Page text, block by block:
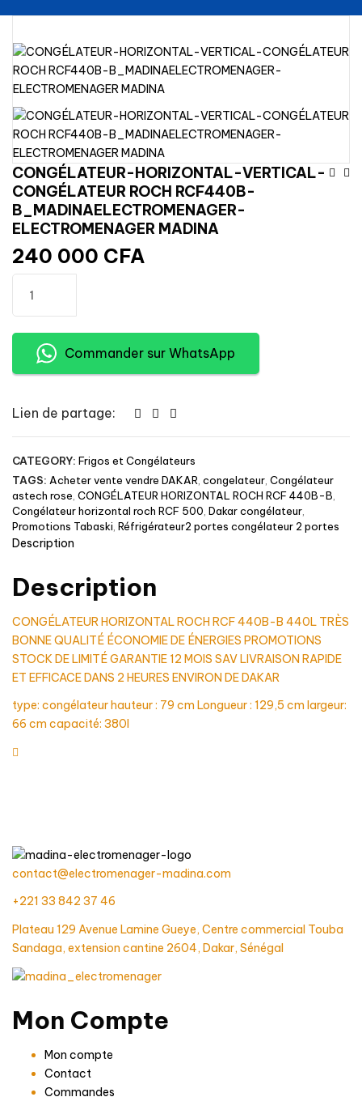
CONGÉLATEUR-HORIZONTAL-VERTICAL-
CONGÉLATEUR ROCH RCF440B-
B_MADINAELECTROMENAGER-
ELECTROMENAGER MADINA
240 000 CFA
CONGÉLATEUR-
HORIZONTAL-
VERTICAL-
CONGÉLATEUR
RCF440B-
MADINA
Commander sur WhatsApp
Lien de partage:
CATEGORY: Frigos et Congélateurs
TAGS: Acheter vente vendre DAKAR congelateur Congélateur
astech rose CONGÉLATEUR HORIZONTAL ROCH RCF 440B-B
Congélateur horizontal roch RCF 500 Dakar congélateur
Promotions Tabaski Réfrigérateur2 portes congélateur 2 portes
Description
Description
CONGÉLATEUR HORIZONTAL ROCH RCF 440B-B 440L TRÈS
BONNE QUALITÉ ÉCONOMIE DE ÉNERGIES PROMOTIONS
STOCK DE LIMITÉ GARANTIE 12 MOIS SAV LIVRAISON RAPIDE
ET EFFICACE DANS 2 HEURES ENVIRON DE DAKAR
type: congélateur hauteur : 79 cm Longueur : 129,5 cm largeur:
66 cm capacité: 380l
contact@electromenager-madina.com
+221 33 842 37 46
Plateau 129 Avenue Lamine Gueye, Centre commercial Touba
Sandaga, extension cantine 2604, Dakar, Sénégal
Mon Compte
Mon compte
Contact
Commandes